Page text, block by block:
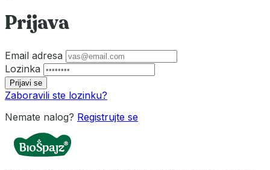
Prijava
Email adresa
Lozinka
Prijavi se
Zaboravili ste lozinku?
Nemate nalog? Registrujte se